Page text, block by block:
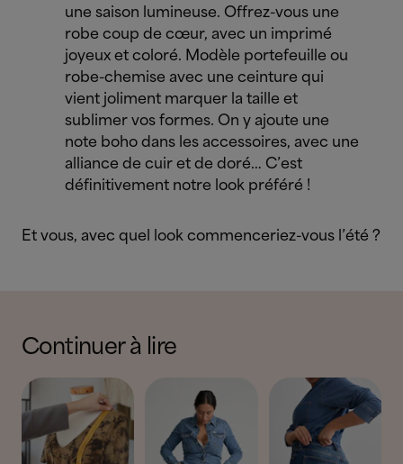
une saison lumineuse. Offrez-vous une
robe coup de cœur, avec un imprimé
joyeux et coloré. Modèle portefeuille ou
robe-chemise avec une ceinture qui
vient joliment marquer la taille et
sublimer vos formes. On y ajoute une
note boho dans les accessoires, avec une
alliance de cuir et de doré… C’est
définitivement notre look préféré !
Et vous, avec quel look commenceriez-vous l’été ?
Continuer à lire